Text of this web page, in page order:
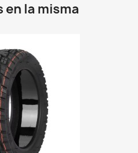
la misma